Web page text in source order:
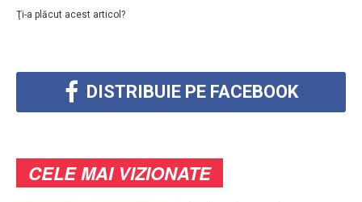
Ţi-a plăcut acest articol?
DISTRIBUIE PE FACEBOOK
CELE MAI VIZIONATE